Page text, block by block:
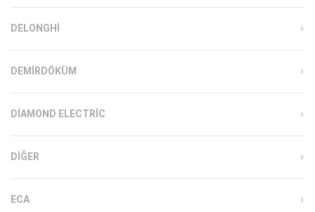
DELONGHI
DEMIRDÖKÜM
DIAMOND ELECTRIC
DIĞER
ECA